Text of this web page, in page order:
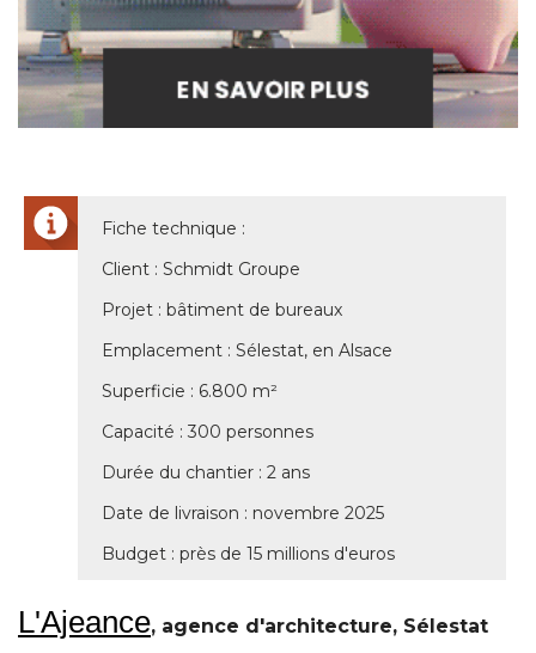
Fiche technique :
Client : Schmidt Groupe
Projet : bâtiment de bureaux
Emplacement : Sélestat, en Alsace
Superficie : 6.800 m²
Capacité : 300 personnes
Durée du chantier : 2 ans
Date de livraison : novembre 2025
Budget : près de 15 millions d'euros
L'Ajeance, agence d'architecture, Sélestat